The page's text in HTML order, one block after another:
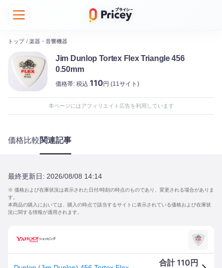
トップ / 楽器・音響機器
Jim Dunlop Tortex Flex Triangle 456
0.50mm
価格帯: 税込 110円 (11サイト)
本ページにはアフィリエイト広告を利用しています
価格比較関連記事
最終更新日: 2026/08/08 14:14
※ 価格および在庫状況は表示された日付/時刻の時点のものであり、変更される場合がありま
す。
本商品の購入においては、購入の時点で該当するサイトに表示されている価格および在庫状
況に関する情報が適用されます。
合計110 円